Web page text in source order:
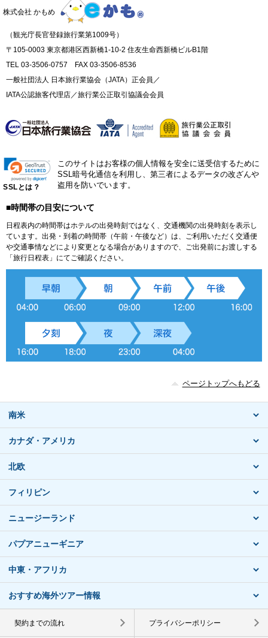
株式会社 かもめ
（観光庁長官登録旅行業第1009号）
〒105-0003 東京都港区西新橋1-10-2 住友生命西新橋ビルB1階
TEL 03-3506-0757 FAX 03-3506-8536
一般社団法人 日本旅行業協会（JATA）正会員／
IATA公認旅客代理店／旅行業公正取引協議会会員
SSLとは？
このサイトはお客様の個人情報を安全に送受信するために
SSL暗号化通信を利用し、第三者によるデータの改ざんや
盗用を防いでいます。
■時間帯の目安について
日程表内の時間帯はホテルの出発時刻ではなく、交通機関の出発時刻を表示し
ています。出発・到着の時間帯（午前・午後など）は、ご利用いただく交通便
や交通事情などにより変更となる場合がありますので、ご出発前にお渡しする
「旅行日程表」にてご確認ください。
ページトップへもどる
南米
カナダ・アメリカ
北欧
フィリピン
ニュージーランド
パプアニューギニア
中東・アフリカ
おすすめ海外ツアー情報
契約までの流れ プライバシーポリシー